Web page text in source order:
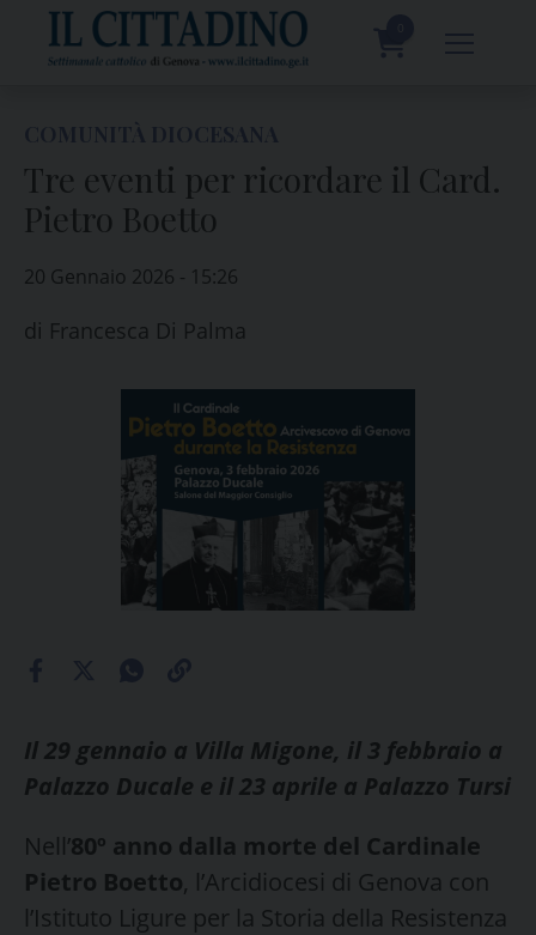
content
Tre eventi per ricordare il Card.
Pietro Boetto
20 Gennaio 2026 - 15:26
di Francesca Di Palma
Il 29 gennaio a Villa Migone, il 3 febbraio a
Palazzo Ducale e il 23 aprile a Palazzo Tursi
Nell’80º anno dalla morte del Cardinale
Pietro Boetto, l’Arcidiocesi di Genova con
l’Istituto Ligure per la Storia della Resistenza